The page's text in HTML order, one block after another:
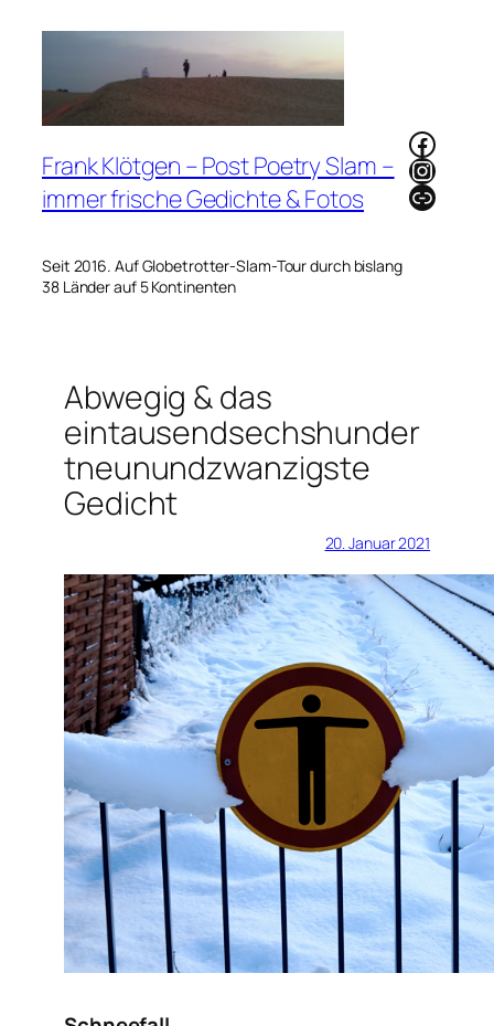
Frank Klötgen – Post Poetry Slam –
immer frische Gedichte & Fotos
Seit 2016. Auf Globetrotter-Slam-Tour durch bislang
38 Länder auf 5 Kontinenten
Link
Abwegig & das
eintausendsechshunder
tneunundzwanzigste
Gedicht
20. Januar 2021